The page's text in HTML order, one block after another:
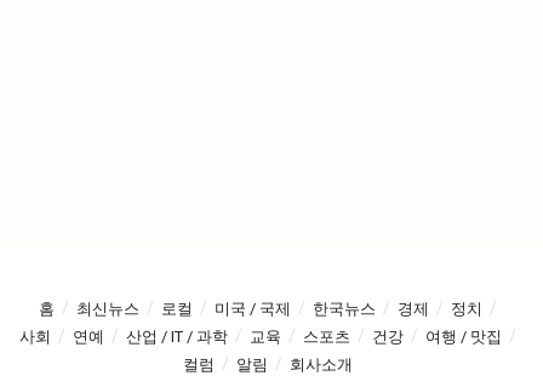
홈 최신뉴스 로컬 미국 / 국제 한국뉴스 경제
정치
사회
연예 산업 / IT / 과학 교육 스포츠 건강
여행 / 맛집
컬럼
알림 회사소개